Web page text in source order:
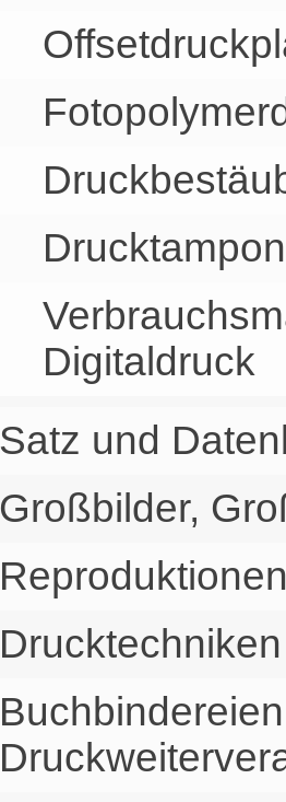
Digitaldruck
Satz und
Großbilder,